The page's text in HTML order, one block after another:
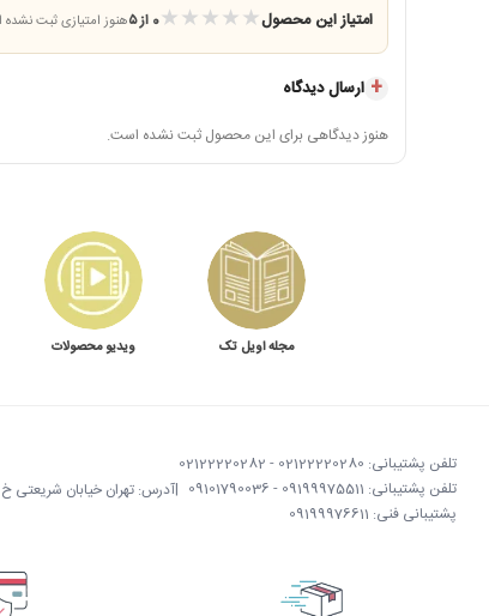
امتیاز این محصول ★★★★★ 0 از ۵ هنوز امتیازی ثبت
ارسال دیدگاه
هنوز دیدگاهی برای این محصول ثبت نشده است.
مجله اویل تک ویدیو محصولات
تلفن پشتیبانی: 02122220280 - 02122220282
تلفن پشتیبانی: 09199975511 - 09101790036
پشتیبانی فنی: 09199976611
|آدرس: تهران خیابان شریعتی خ